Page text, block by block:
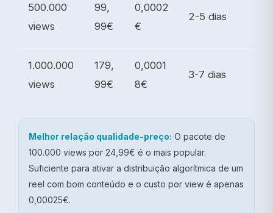
500.000
views
99,
99€
0,0002
€
2-5 dias
1.000.000
views
179,
99€
0,0001
8€
3-7 dias
Melhor relação qualidade-preço: O pacote de
100.000 views por 24,99€ é o mais popular.
Suficiente para ativar a distribuição algorítmica de um
reel com bom conteúdo e o custo por view é apenas
0,00025€.